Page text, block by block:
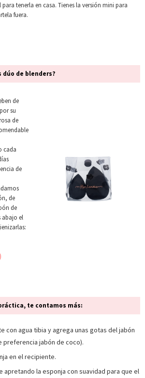
para tenerla en casa. Tienes la versión mini para
fuera.
dúo de blenders?
de
su
de
cada
de
de
de
abajo el
te contamos más:
con agua tibia y agrega unas gotas del jabón
preferencia jabón de coco).
en el recipiente.
apretando la esponja con suavidad para que el